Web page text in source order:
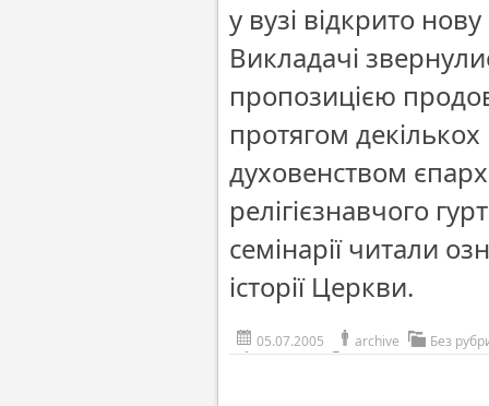
у вузі відкрито нову
Викладачі
пропозицією
протягом
духовенством
релігієзнавчого
семінарії читали
історії Церкви.
05.07.2005 archive Без